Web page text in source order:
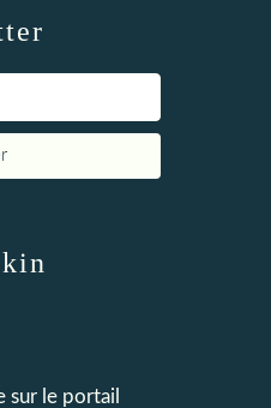
sur le portail